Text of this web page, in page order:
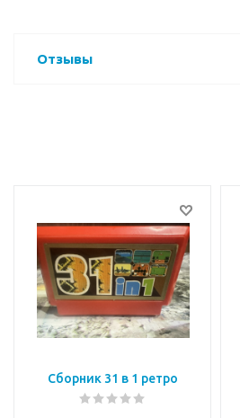
Отзывы
Сборник 31 в 1 ретро